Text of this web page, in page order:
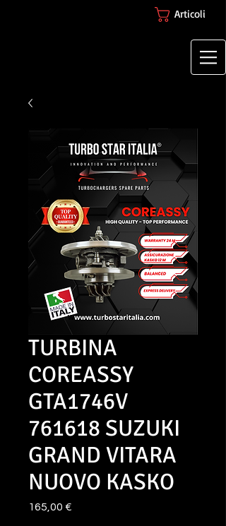
Articoli
TURBINA
COREASSY
GTA1746V
761618 SUZUKI
GRAND VITARA
NUOVO KASKO
165,00 €